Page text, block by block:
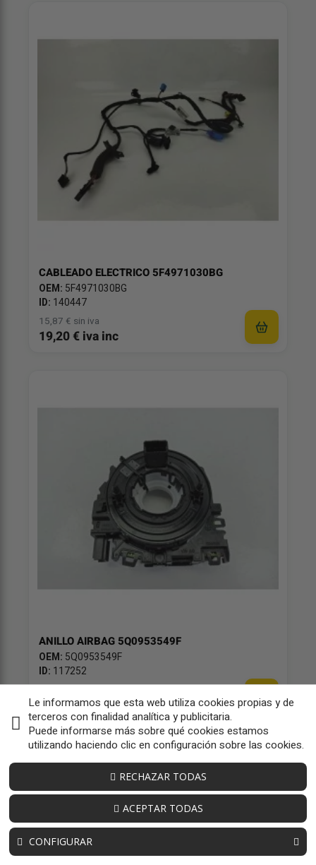
CABLEADO ELECTRICO 5F4971030BG
OEM: 5F4971030BG
ID: 140447
15,87 € sin iva
19,20 € iva inc
ANILLO AIRBAG 5Q0953549F
OEM: 5Q0953549F
ID: 117252
14,97 € sin iva
18,11 € iva inc
Le informamos que esta web utiliza cookies propias y de
terceros con finalidad analítica y publicitaria.
Puede informarse más sobre qué cookies estamos
utilizando haciendo clic en configuración sobre las cookies.
CONFIGURAR
RECHAZAR TODAS
ACEPTAR TODAS